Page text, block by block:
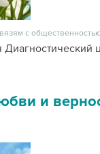
с
и